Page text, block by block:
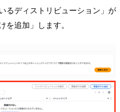
るディストリビューション」が
追加」します。